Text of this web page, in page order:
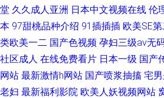
堂 久久成人亚洲 日本中文视频在线 伦
本 97甜桃品种介绍 91插插插 欧美SE
类欧美一二 国产色视频 孕妇三级av无
社区成人 在线免费看片 日本一级 国产
网站 最新激情h网站 国产喷浆抽搐 宅
老妇 最新福利影院 欧美人妖视频网站